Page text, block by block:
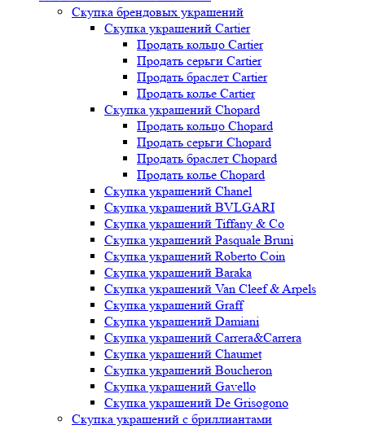
Скупка брендовых украшений
Скупка украшений Cartier
Продать кольцо Cartier
Продать серьги Cartier
Продать браслет Cartier
Продать колье Cartier
Скупка украшений Chopard
Продать кольцо Chopard
Продать серьги Chopard
Продать браслет Chopard
Продать колье Chopard
Скупка украшений Chanel
Скупка украшений BVLGARI
Скупка украшений Tiffany & Co
Скупка украшений Pasquale Bruni
Скупка украшений Roberto Coin
Скупка украшений Baraka
Скупка украшений Van Cleef & Arpels
Скупка украшений Graff
Скупка украшений Damiani
Скупка украшений Carrera&Carrera
Скупка украшений Chaumet
Скупка украшений Boucheron
Скупка украшений Gavello
Скупка украшений De Grisogono
Скупка украшений с бриллиантами